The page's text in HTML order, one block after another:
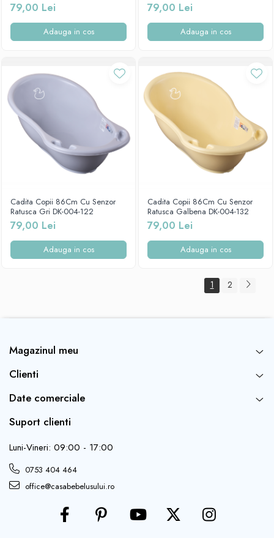
79,00 Lei
Adauga in cos
79,00 Lei
Adauga in cos
Cadita Copii 86Cm Cu Senzor
Ratusca Gri DK-004-122
79,00 Lei
Adauga in cos
Cadita Copii 86Cm Cu Senzor
Ratusca Galbena DK-004-132
79,00 Lei
Adauga in cos
1 2
Magazinul meu
Clienti
Date comerciale
Suport clienti
Luni-Vineri: 09:00 - 17:00
0753 404 464
office@casabebelusului.ro